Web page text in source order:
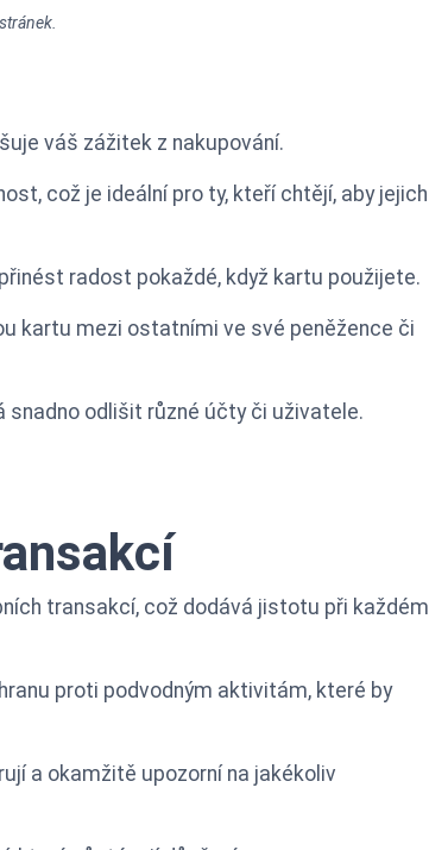
váš zážitek z nakupování.
což je ideální pro ty, kteří chtějí, aby jejich
radost pokaždé, když kartu použijete.
kartu mezi ostatními ve své peněžence či
snadno odlišit různé účty či uživatele.
transakcí, což dodává jistotu při každém
proti podvodným aktivitám, které by
a okamžitě upozorní na jakékoliv